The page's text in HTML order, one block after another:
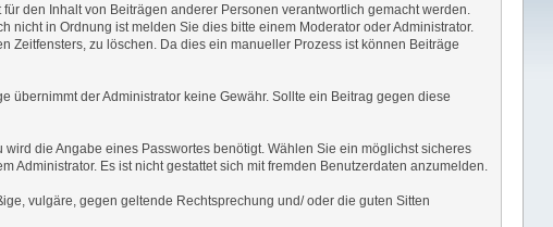
den Inhalt von Beiträgen anderer Personen verantwortlich gemacht werden.
in Ordnung ist melden Sie dies bitte einem Moderator oder Administrator.
zu löschen. Da dies ein manueller Prozess ist können Beiträge
übernimmt der Administrator keine Gewähr. Sollte ein Beitrag gegen diese
die Angabe eines Passwortes benötigt. Wählen Sie ein möglichst sicheres
Es ist nicht gestattet sich mit fremden Benutzerdaten anzumelden.
vulgäre, gegen geltende Rechtsprechung und/ oder die guten Sitten